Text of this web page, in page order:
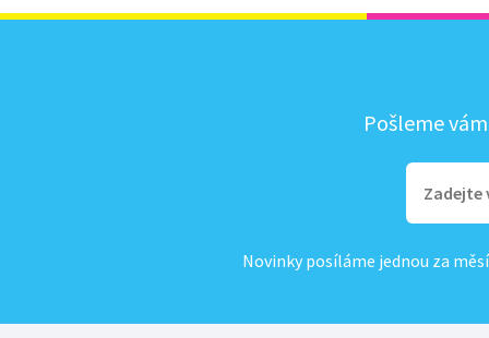
Pošleme
Novinky posíláme jednou za